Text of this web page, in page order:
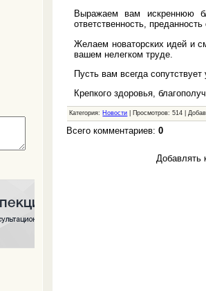
Выражаем вам искреннюю
ответственность,
Желаем новаторских идей и
вашем нелегком труде.
Пусть вам всегда
Крепкого здоровья,
Категория: Новости | Просмотров: 514 |
Всего комментариев:0
Добавлять